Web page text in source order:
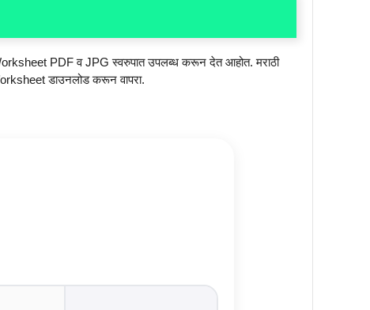
PDF व JPG स्वरुपात उपलब्ध करून देत आहोत. मराठी
डाउनलोड करून वापरा.